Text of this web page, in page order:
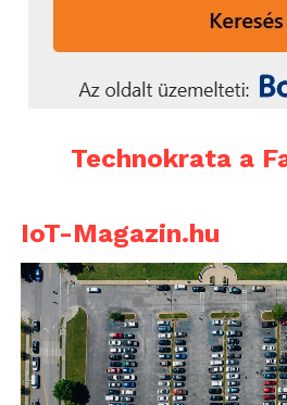
Technokrata a
IoT-Magazin.hu